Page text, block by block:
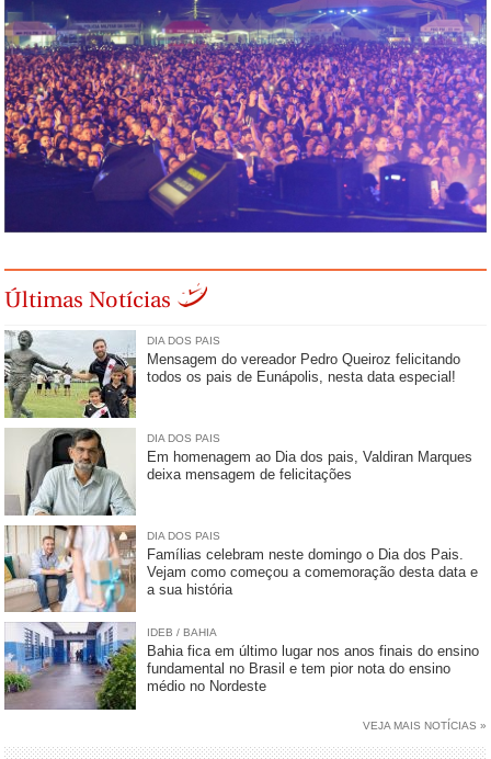
Últimas Notícias
DIA DOS PAIS
Mensagem do vereador Pedro Queiroz felicitando
todos os pais de Eunápolis, nesta data especial!
DIA DOS PAIS
Em homenagem ao Dia dos pais, Valdiran Marques
deixa mensagem de felicitações
DIA DOS PAIS
Famílias celebram neste domingo o Dia dos Pais.
Vejam como começou a comemoração desta data e
a sua história
IDEB / BAHIA
Bahia fica em último lugar nos anos finais do ensino
fundamental no Brasil e tem pior nota do ensino
médio no Nordeste
VEJA MAIS NOTÍCIAS »